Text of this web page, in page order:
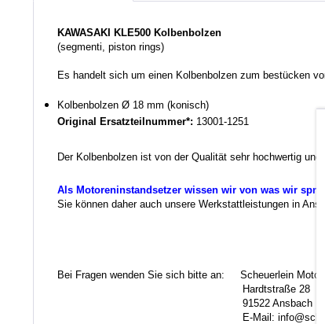
KAWASAKI KLE500 Kolbenbolzen
(segmenti, piston rings)
Es handelt sich um einen Kolbenbolzen zum bestücken
Kolbenbolzen Ø 18 mm (konisch)
Original Ersatzteilnummer*: 13001-1251
Der Kolbenbolzen ist von der Qualität sehr hochwertig
Als Motoreninstandsetzer wissen wir von was wir
Sie können daher auch unsere Werkstattleistungen in
Bei Fragen wenden Sie sich bitte an: Scheuerlein
Hardtstraße 28
91522 Ansbach
E-Mail: